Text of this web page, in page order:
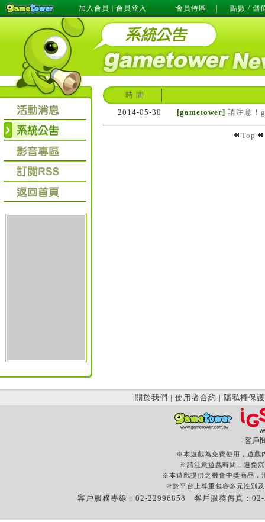
加入會員 | 會員登入 會員特區 點數 / 儲
時 間
2014-05-30
[gametower] 請注意！
Top
關於我們 | 使用者合約 | 隱私權保護
客戶
※本遊戲為免費使用，遊戲
※請注意遊戲時間，避免
※本遊戲提供之機會中獎商品，
※於平台上尊重包容多元性別
客戶服務專線：02-22996858 客戶服務傳真：